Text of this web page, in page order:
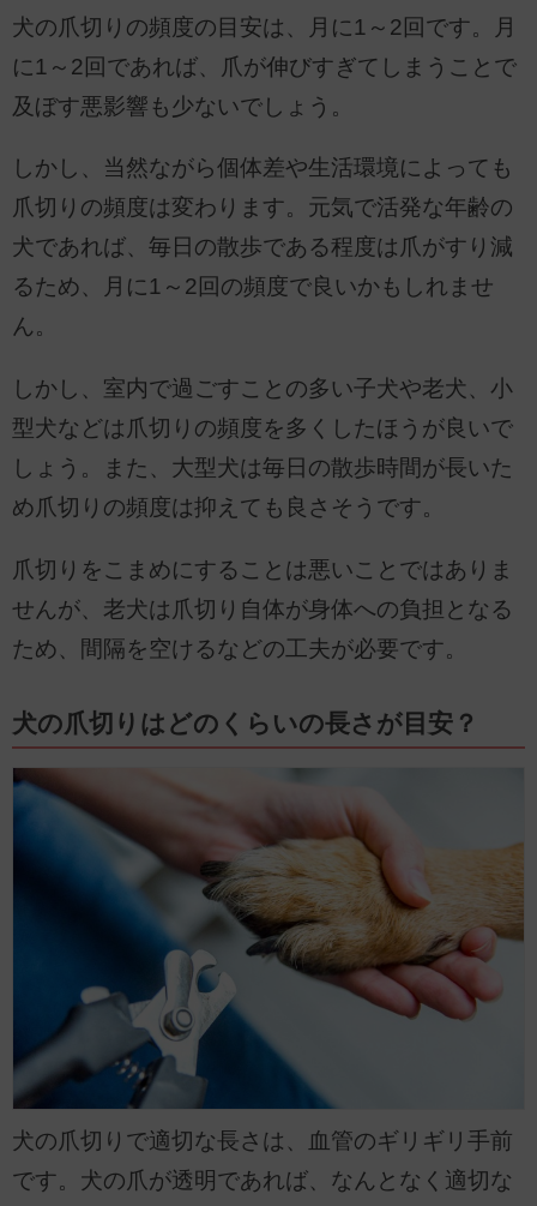
犬の爪切りの頻度の目安は、月に1～2回です。月
に1～2回であれば、爪が伸びすぎてしまうことで
及ぼす悪影響も少ないでしょう。
しかし、当然ながら個体差や生活環境によっても
爪切りの頻度は変わります。元気で活発な年齢の
犬であれば、毎日の散歩である程度は爪がすり減
るため、月に1～2回の頻度で良いかもしれませ
ん。
しかし、室内で過ごすことの多い子犬や老犬、小
型犬などは爪切りの頻度を多くしたほうが良いで
しょう。また、大型犬は毎日の散歩時間が長いた
め爪切りの頻度は抑えても良さそうです。
爪切りをこまめにすることは悪いことではありま
せんが、老犬は爪切り自体が身体への負担となる
ため、間隔を空けるなどの工夫が必要です。
犬の爪切りはどのくらいの長さが目安？
犬の爪切りで適切な長さは、血管のギリギリ手前
です。犬の爪が透明であれば、なんとなく適切な